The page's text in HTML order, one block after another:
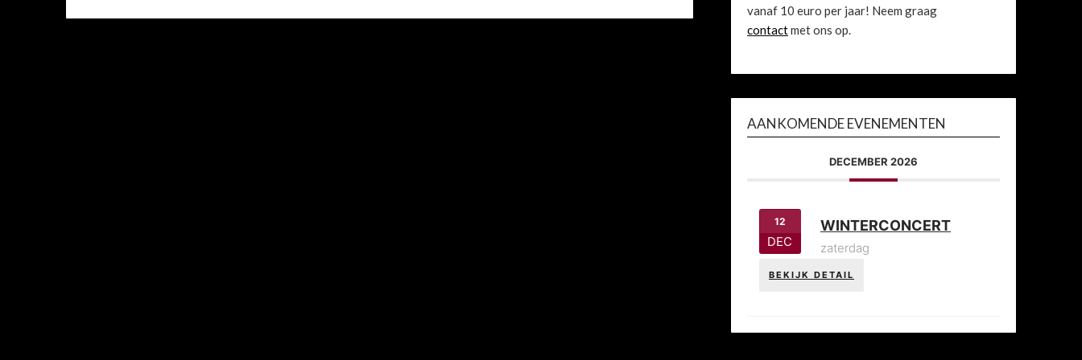
vanaf 10 euro per jaar! Neem graag
contactmet ons op.
AANKOMENDE EVENEMENTEN
DECEMBER 2026
12
DEC
WINTERCONCERT
zaterdag
BEKIJK DETAIL